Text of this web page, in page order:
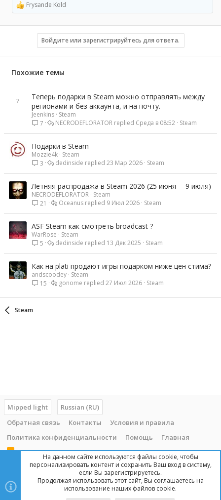
Р
е
а
и
Frysande Kold
Войдите или зарегистрируйтесь для ответа.
Похожие темы
Теперь подарки в Steam можно отправлять между
регионами и без аккаунта, и на почту.
Jeenkins Steam
7
Steam
Среда в 08:52
NECRODEFLORATOR
Подарки в Steam
Mozzie4k Steam
3
Steam
23 Мар 2026
dedinside
Летняя распродажа в Steam 2026 (25 июня— 9 июля)
NECRODEFLORATOR Steam
21
Steam
9 Июл 2026
Oceanus
ASF Steam как смотреть broadcast ?
WarRose
Steam
5
Steam
13 Дек 2025
dedinside
Как на plati продают игры подарком ниже цен стима?
andscoodey Steam
15
Steam
27 Июл 2026
gonome
Steam
Mipped light
Russian (RU)
Обратная связь
Контакты
Условия и правила
Политика конфиденциальности
Помощь Главная
R
Copyright © 2014 - 2025, mipped.com. Все права защищены. При
копировании материала с сайта, обратная ссылка обязательна!
На данном сайте используются файлы cookie, чтобы
персонализировать контент и сохранить Ваш вход в систему,
если Вы зарегистрируетесь.
Продолжая использовать этот сайт, Вы соглашаетесь на
использование наших файлов cookie.